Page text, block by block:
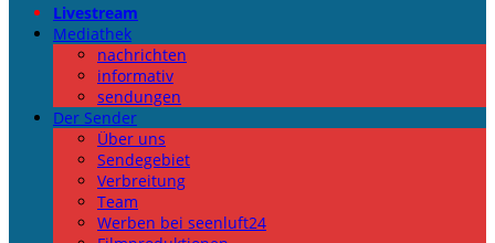
Livestream
Mediathek
nachrichten
informativ
sendungen
Der Sender
Über uns
Sendegebiet
Verbreitung
Team
Werben bei seenluft24